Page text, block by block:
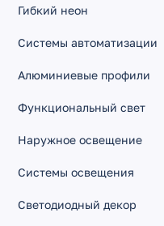
Гибкий неон
Системы автоматизации
Алюминиевые профили
Функциональный свет
Наружное освещение
Системы освещения
Светодиодный декор